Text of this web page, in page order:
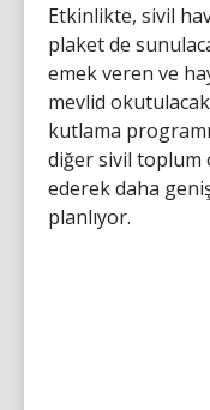
Etkinlikte, sivil
plaket de
emek veren ve
mevlid
kutlama
diğer sivil
ederek daha
planlıyor.